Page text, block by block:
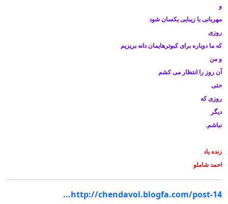
و
مهربانی با زیبایی یکسان شود
روزی
که ما دوباره برای کبوترهایمان دانه بریزیم
و من
آن روز را انتظار می کشم
حتی
روزی که
دیگر
نباشم.
زنده یاد
احمد شاملو
http://chendavol.blogfa.com/post-14...